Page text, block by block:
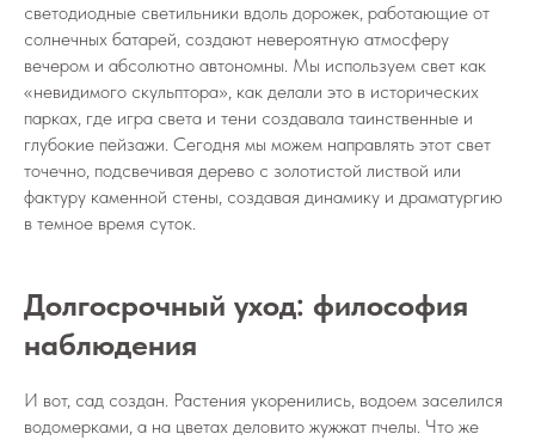
светодиодные светильники вдоль дорожек, работающие от
солнечных батарей, создают невероятную атмосферу
вечером и абсолютно автономны. Мы используем свет как
«невидимого скульптора», как делали это в исторических
парках, где игра света и тени создавала таинственные и
глубокие пейзажи. Сегодня мы можем направлять этот свет
точечно, подсвечивая дерево с золотистой листвой или
фактуру каменной стены, создавая динамику и драматургию
в темное время суток.
Долгосрочный уход: философия
наблюдения
И вот, сад создан. Растения укоренились, водоем заселился
водомерками, а на цветах деловито жужжат пчелы. Что же